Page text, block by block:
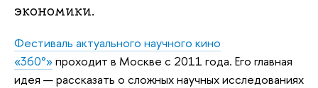
экономики.
Фестиваль актуального научного кино
«360°»проходит в Москве с 2011 года. Его главная
идея — рассказать о сложных научных исследованиях